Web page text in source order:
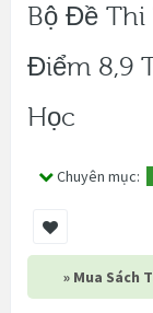
Bộ Đề
Điểm 8,9
Học
Chuyên mục:
» Mua Sách